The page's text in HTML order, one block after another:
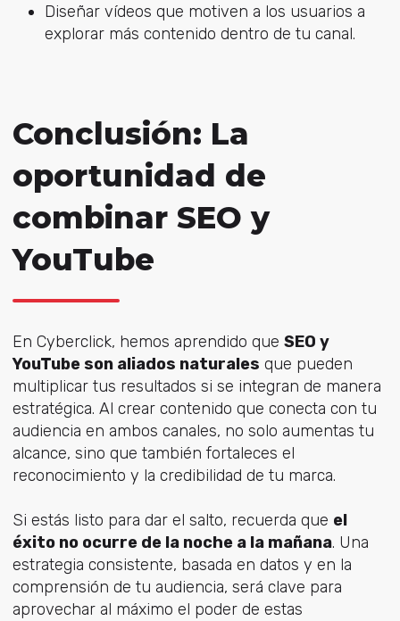
Diseñar vídeos que motiven a los usuarios a
explorar más contenido dentro de tu canal.
Conclusión: La
oportunidad de
combinar SEO y
YouTube
En Cyberclick, hemos aprendido que SEO y
YouTube son aliados naturales que pueden
multiplicar tus resultados si se integran de manera
estratégica. Al crear contenido que conecta con tu
audiencia en ambos canales, no solo aumentas tu
alcance, sino que también fortaleces el
reconocimiento y la credibilidad de tu marca.
Si estás listo para dar el salto, recuerda que el
éxito no ocurre de la noche a la mañana. Una
estrategia consistente, basada en datos y en la
comprensión de tu audiencia, será clave para
aprovechar al máximo el poder de estas